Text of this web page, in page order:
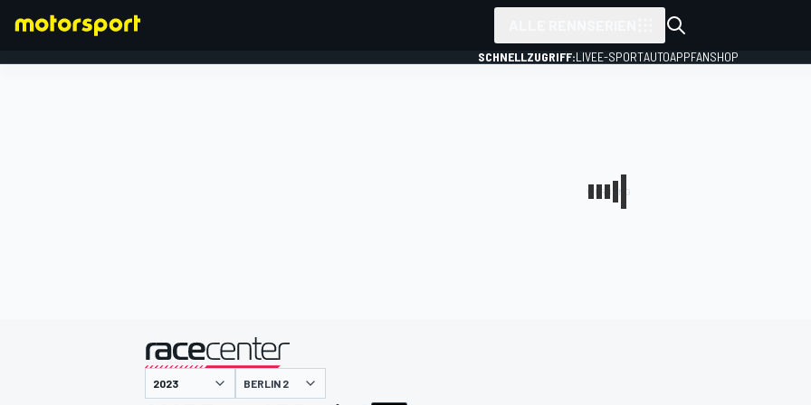
SCHNELLZUGRIFF:LIVEE-SPORTAUTOAPPFANSHOP
BERLIN 2